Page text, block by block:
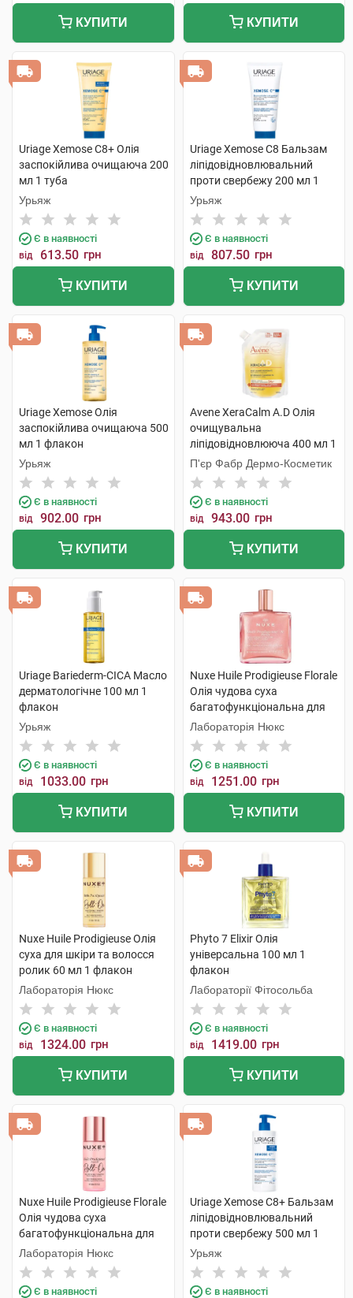
КУПИТИ КУПИТИ
Uriage Xemose C8+ Олія
заспокійлива очищаюча 200
мл 1 туба
Урьяж
Є в наявності
від 613.50 грн
КУПИТИ
Uriage Xemose C8 Бальзам
ліпідовідновлювальний
проти свербежу 200 мл 1
туба
Урьяж
Є в наявності
від 807.50 грн
КУПИТИ
Uriage Xemose Олія
заспокійлива очищаюча 500
мл 1 флакон
Урьяж
Є в наявності
від 902.00 грн
КУПИТИ
Avene XeraCalm A.D Олія
очищувальна
ліпідовідновлююча 400 мл 1
пауч
П'єр Фабр Дермо-Косметик
Є в наявності
від 943.00 грн
КУПИТИ
Uriage Bariederm-CICA Масло
дерматологічне 100 мл 1
флакон
Урьяж
Є в наявності
від 1033.00 грн
КУПИТИ
Nuxe Huile Prodigieuse Florale
Олія чудова суха
багатофункціональна для
обличчя,тіла та волосся 50
мл 1 флакон
Лабораторія Нюкс
Є в наявності
від 1251.00 грн
КУПИТИ
Nuxe Huile Prodigieuse Олія
суха для шкіри та волосся
ролик 60 мл 1 флакон
Лабораторія Нюкс
Є в наявності
від 1324.00 грн
КУПИТИ
Phyto 7 Elixir Олія
універсальна 100 мл 1
флакон
Лабораторії Фітосольба
Є в наявності
від 1419.00 грн
КУПИТИ
Nuxe Huile Prodigieuse Florale
Олія чудова суха
багатофункціональна для
обличчя,тіла та волосся
ролик 60 мл 1 флакон
Лабораторія Нюкс
Є в наявності
Uriage Xemose C8+ Бальзам
ліпідовідновлювальний
проти свербежу 500 мл 1
флакон
Урьяж
Є в наявності